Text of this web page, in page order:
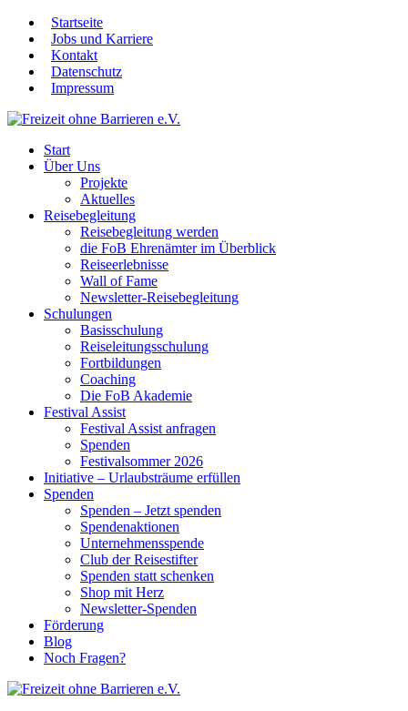
Startseite
Jobs und Karriere
Kontakt
Datenschutz
Impressum
Start
Über Uns
Projekte
Aktuelles
Reisebegleitung
Reisebegleitung werden
die FoB Ehrenämter im Überblick
Reiseerlebnisse
Wall of Fame
Newsletter-Reisebegleitung
Schulungen
Basisschulung
Reiseleitungsschulung
Fortbildungen
Coaching
Die FoB Akademie
Festival Assist
Festival Assist anfragen
Spenden
Festivalsommer 2026
Initiative – Urlaubsträume erfüllen
Spenden
Spenden – Jetzt spenden
Spendenaktionen
Unternehmensspende
Club der Reisestifter
Spenden statt schenken
Shop mit Herz
Newsletter-Spenden
Förderung
Blog
Noch Fragen?